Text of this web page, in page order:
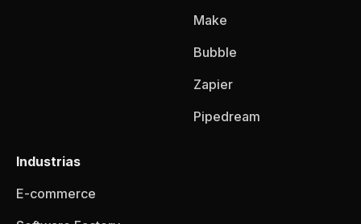
Make
Bubble
Zapier
Pipedream
Industrias
E-commerce